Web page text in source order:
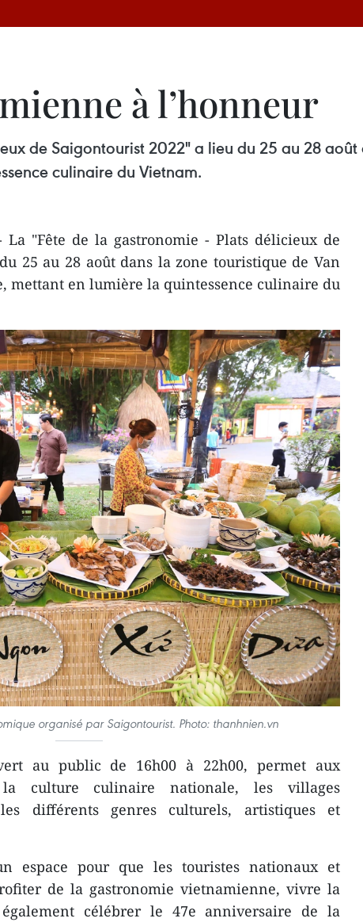
à l’honneur
de Saigontourist 2022" a lieu du 25 au 28
culinaire du Vietnam.
"Fête de la gastronomie - Plats délicieux de
25 au 28 août dans la zone touristique de Van
mettant en lumière la quintessence culinaire du
organisé par Saigontourist. Photo: thanhnien.vn
au public de 16h00 à 22h00, permet aux
culture culinaire nationale, les villages
différents genres culturels, artistiques et
espace pour que les touristes nationaux et
de la gastronomie vietnamienne, vivre la
célébrer le 47e anniversaire de la